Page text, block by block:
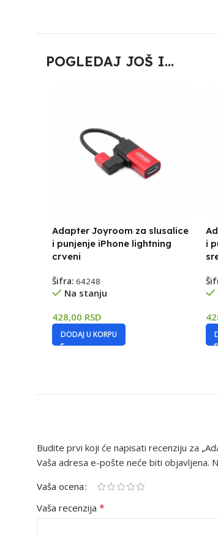
POGLEDAJ JOŠ I...
Adapter Joyroom za slusalice
i punjenje iPhone lightning
crveni
Šifra: 64248
Na stanju
428,00 RSD
DODAJ U KORPU
i
Budite prvi koji će napisati recenziju za
Vaša adresa e-pošte neće biti objavljena.
Vaša ocena
Vaša recenzija *